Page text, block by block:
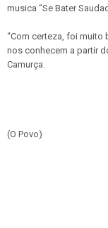
musica “Se Bater
“Com certeza, foi
nos conhecem a partir
Camurça.
(O Povo)